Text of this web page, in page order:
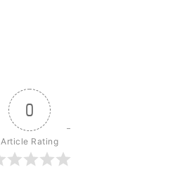
0
Article Rating